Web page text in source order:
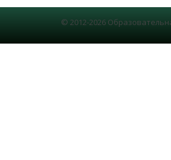
© 2012-2026